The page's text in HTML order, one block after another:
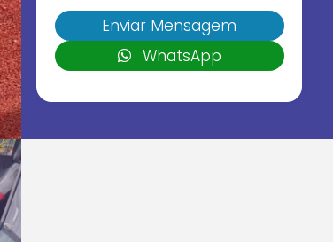
Enviar Mensagem
WhatsApp